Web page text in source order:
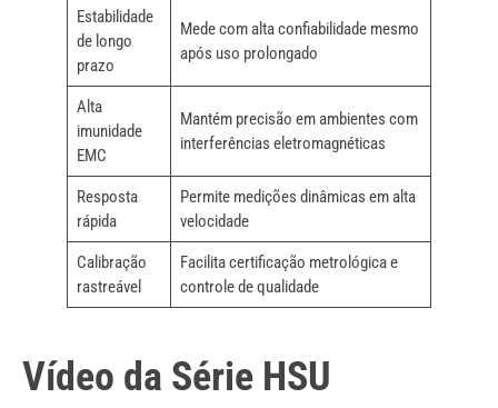
Estabilidade
de longo
prazo
Mede com alta confiabilidade mesmo
após uso prolongado
Alta
imunidade
EMC
Mantém precisão em ambientes com
interferências eletromagnéticas
Resposta
rápida
Permite medições dinâmicas em alta
velocidade
Calibração
rastreável
Facilita certificação metrológica e
controle de qualidade
Vídeo da Série HSU